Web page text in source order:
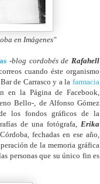
en Imágenes"
-blog cordobés deRafahell
cuando éste organismo
de Carrasco y a la farmacia
en la Página de Facebook,
Bello-, de Alfonso Gómez
los fondos gráficos de la
de una fotógrafa, Erika
fechadas en ese año,
de la memoria gráfica
personas que su único fin es